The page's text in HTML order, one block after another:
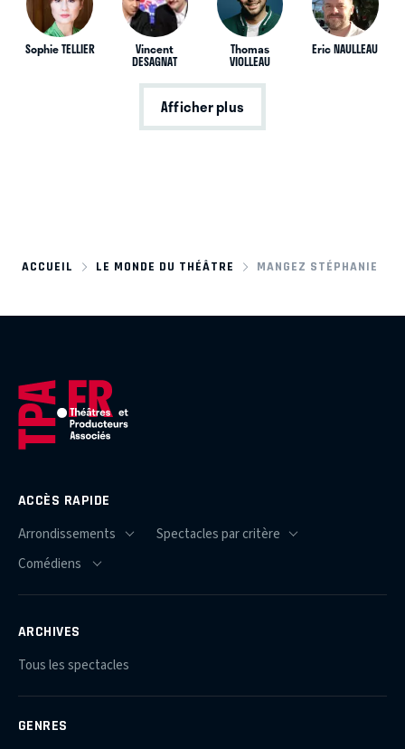
Sophie TELLIER Vincent
DESAGNAT
Thomas
VIOLLEAU
Eric NAULLEAU
Afficher plus
ACCUEIL LE MONDE DU THÉÂTRE MANGEZ STÉPHANIE
ACCÈS RAPIDE
ARCHIVES
Tous les spectacles
GENRES